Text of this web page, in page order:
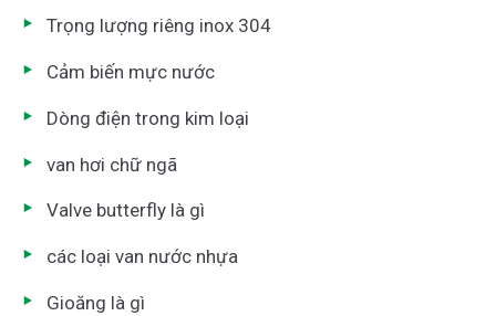
Trọng lượng riêng inox 304
Cảm biến mực nước
Dòng điện trong kim loại
van hơi chữ ngã
Valve butterfly là gì
các loại van nước nhựa
Gioăng là gì